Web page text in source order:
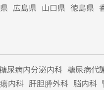
広島県 山口県 徳島県
尿病内分泌内科 糖尿病代
内科 肝胆膵外科 脳内科